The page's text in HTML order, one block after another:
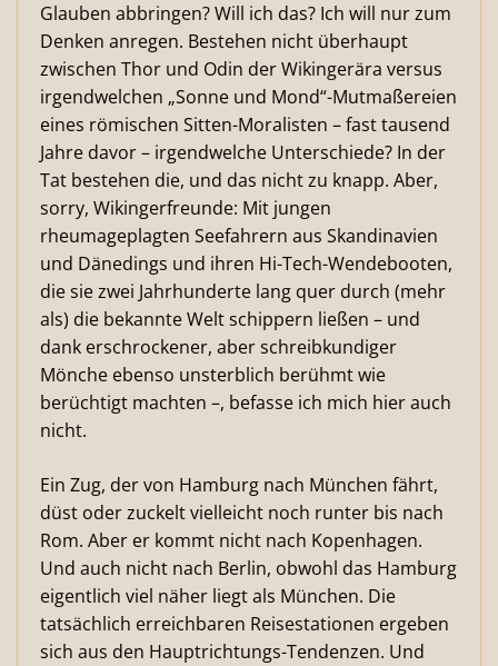
Glauben abbringen? Will ich das? Ich will nur zum
Denken anregen. Bestehen nicht überhaupt
zwischen Thor und Odin der Wikingerära versus
irgendwelchen „Sonne und Mond“-Mutmaßereien
eines römischen Sitten-Moralisten – fast tausend
Jahre davor – irgendwelche Unterschiede? In der
Tat bestehen die, und das nicht zu knapp. Aber,
sorry, Wikingerfreunde: Mit jungen
rheumageplagten Seefahrern aus Skandinavien
und Dänedings und ihren Hi-Tech-Wendebooten,
die sie zwei Jahrhunderte lang quer durch (mehr
als) die bekannte Welt schippern ließen – und
dank erschrockener, aber schreibkundiger
Mönche ebenso unsterblich berühmt wie
berüchtigt machten –, befasse ich mich hier auch
nicht.
Ein Zug, der von Hamburg nach München fährt,
düst oder zuckelt vielleicht noch runter bis nach
Rom. Aber er kommt nicht nach Kopenhagen.
Und auch nicht nach Berlin, obwohl das Hamburg
eigentlich viel näher liegt als München. Die
tatsächlich erreichbaren Reisestationen ergeben
sich aus den Hauptrichtungs-Tendenzen. Und